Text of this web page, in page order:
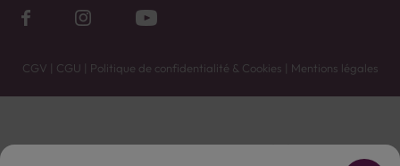
CGV | CGU | Politique de confidentialité & Cookies | Mentions légales
Vente uniquement en caves. Contactez votre caviste pour plus de renseignements.